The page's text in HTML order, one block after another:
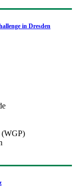
in Dresden
(WGP)